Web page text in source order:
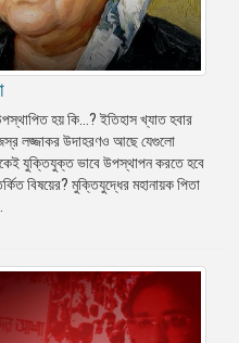
হয় কি…? ইতিহাস খ্যাত হবার
লজ্জাকর উদাহরণও আছে যেগুলো
যুক্তিযুক্ত ভাবে উপস্থাপন করতে হবে
বিষয়ের? মুক্তিযুদ্ধের মহানায়ক পিতা